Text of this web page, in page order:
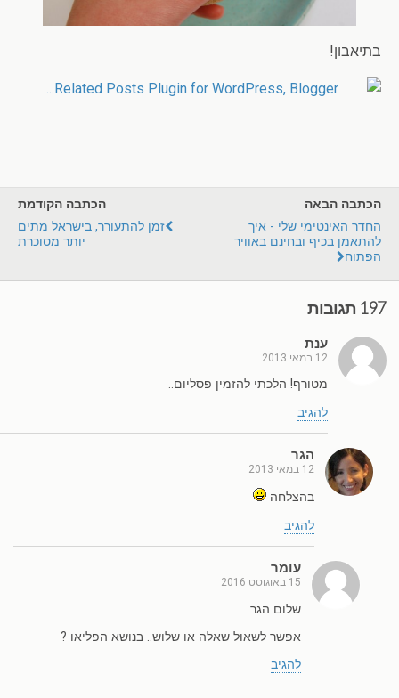
בתיאבון!
הכתבה הקודמת
זמן להתעורר, בישראל מתים
יותר מסוכרת
הכתבה הבאה
החדר האינטימי שלי - איך
להתאמן בכיף ובחינם באוויר
הפתוח
197 תגובות
ענת
12 במאי 2013
מטורף! הלכתי להזמין פסליום..
להגיב
הגר
12 במאי 2013
בהצלחה
להגיב
עומר
15 באוגוסט 2016
שלום הגר
אפשר לשאול שאלה או שלוש.. בנושא הפליאו ?
להגיב